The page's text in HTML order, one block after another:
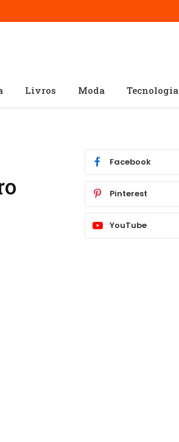
Livros Moda Tecnologia
Facebook
Pinterest
YouTube